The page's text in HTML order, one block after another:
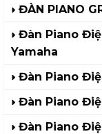
ĐÀN PIANO
Đàn Piano
Yamaha
Đàn Piano
Đàn Piano
Đàn Piano